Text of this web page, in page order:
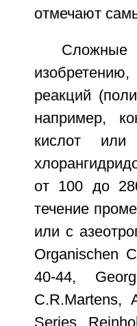
отмечают
реакций
например,
кислот
от 100 до
течение
или с
Organischen
40-44,
C.R.Martens,
Series,